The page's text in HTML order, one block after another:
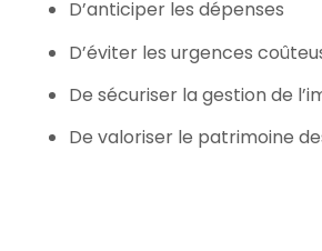
D’anticiper les dépenses
D’éviter les urgences
De sécuriser la gestion de
De valoriser le patrimoine